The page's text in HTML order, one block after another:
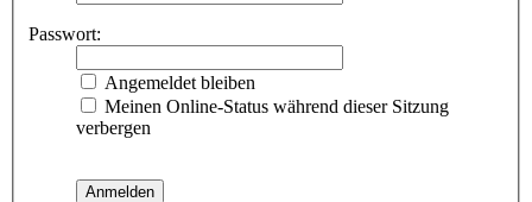
Passwort:
Angemeldet bleiben
Meinen Online-Status während dieser Sitzung
verbergen